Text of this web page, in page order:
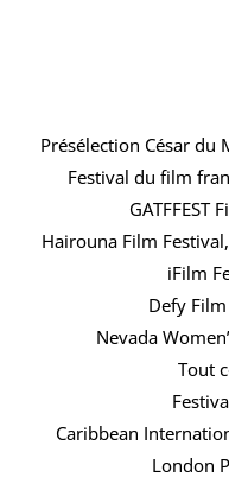
Présélection César du
Festival du film
GATFFEST
Hairouna Film
iFilm
Defy
Nevada
Tout
Caribbean
London